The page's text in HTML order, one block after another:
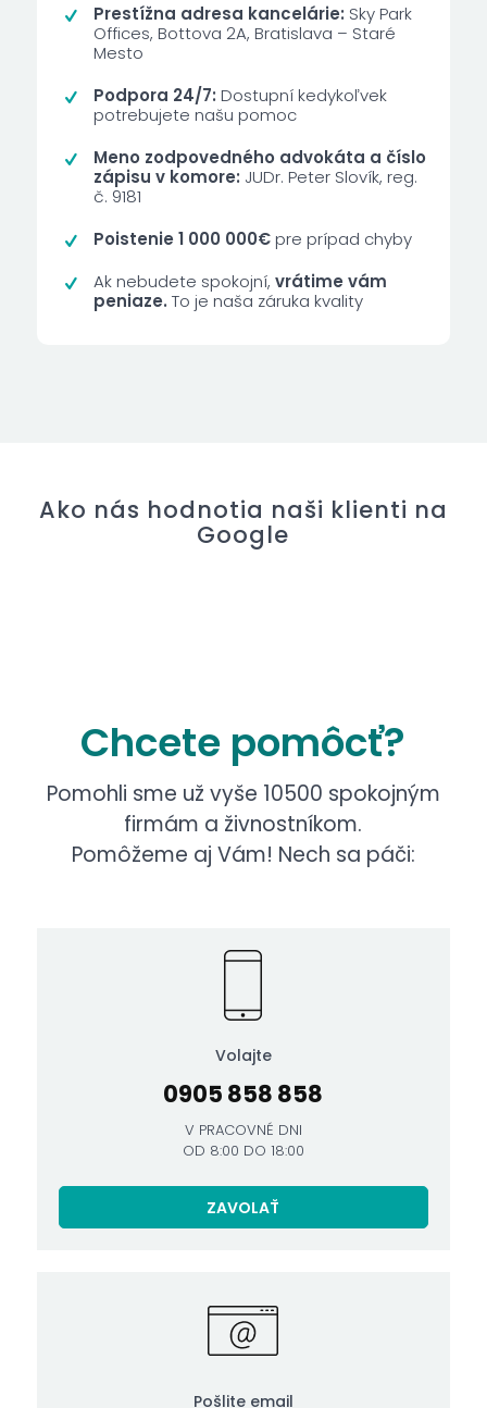
Prestížna adresa kancelárie: Sky Park
Offices, Bottova 2A, Bratislava – Staré
Mesto
Podpora 24/7: Dostupní kedykoľvek
potrebujete našu pomoc
Meno zodpovedného advokáta a číslo
zápisu v komore: JUDr. Peter Slovík, reg.
č. 9181
Poistenie 1 000 000€pre prípad chyby
Ak nebudete spokojní, vrátime vám
peniaze. To je naša záruka kvality
Ako nás hodnotia naši klienti na
Google
Chcete pomôcť?
Pomohli sme už vyše 10500 spokojným
firmám a živnostníkom.
Pomôžeme aj Vám! Nech sa páči:
Volajte
0905 858 858
V PRACOVNÉ DNI
OD 8:00 DO 18:00
ZAVOLAŤ
Pošlite email